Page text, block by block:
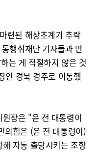
련된 해상초계기 추락
행취재단 기자들과 만
는 게 적절하지 않은 것
인 경북 경주로 이동했
장은 "윤 전 대통령이
의힘은 (윤 전 대통령이)
자동 출당시키는 조항